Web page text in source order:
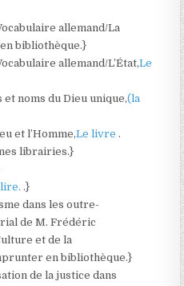
allemand/La
bibliothèque.}
allemand/L’État,Le
noms du Dieu unique,(la
et l’Homme,Le livre.
librairies.}
lire..}
dans les outre-
de M. Frédéric
et de la
en bibliothèque.}
de la justice dans